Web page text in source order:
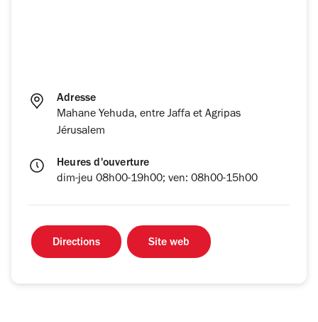
Adresse
Mahane Yehuda, entre Jaffa et Agripas
Jérusalem
Heures d'ouverture
dim-jeu 08h00-19h00; ven: 08h00-15h00
Directions Site web